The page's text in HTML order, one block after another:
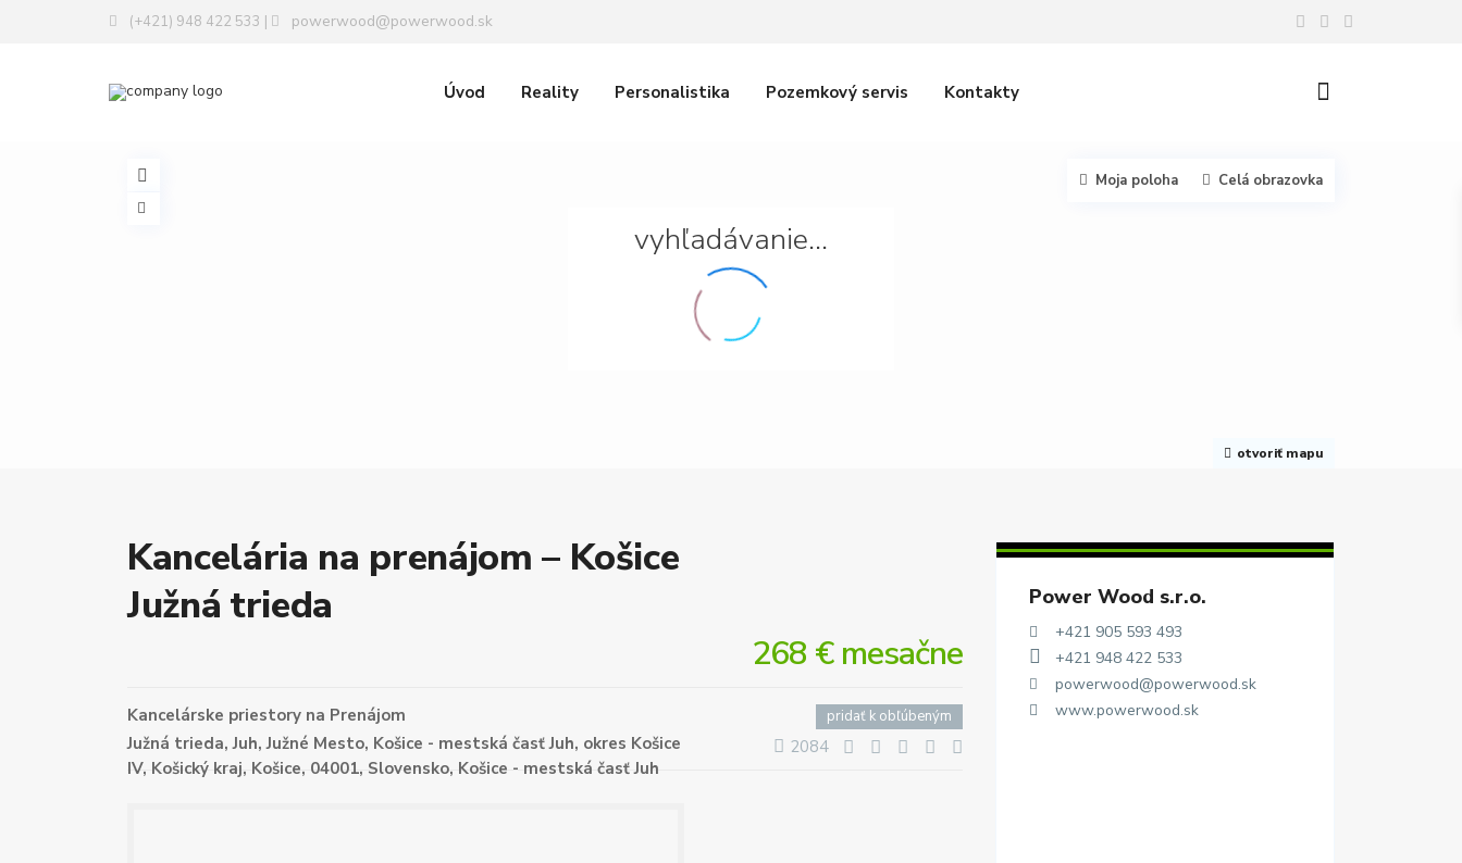
(+421) 948 422 533 | powerwood@powerwood.sk
Úvod Reality Personalistika Pozemkový servis Kontakty
vyhľadávanie...
otvoriť mapu
Moja poloha Celá obrazovka
Kancelária na prenájom – Košice
Južná trieda
268 € mesačne
Kancelárske priestory na Prenájom
Južná trieda, Juh, Južné Mesto, Košice - mestská časť Juh, okres Košice
IV, Košický kraj, Košice, 04001, Slovensko, Košice - mestská časť Juh
pridať k obľúbeným
2084
Power Wood s.r.o.
+421 905 593 493
+421 948 422 533
powerwood@powerwood.sk
www.powerwood.sk